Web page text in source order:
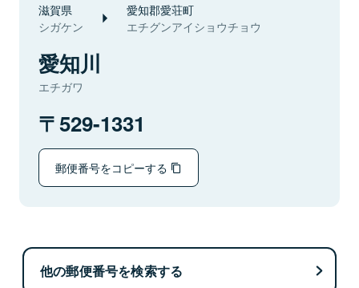
滋賀県
シガケン
愛知郡愛荘町
エチグンアイショウチョウ
愛知川
エチガワ
529-1331
郵便番号をコピーする
他の郵便番号を検索する